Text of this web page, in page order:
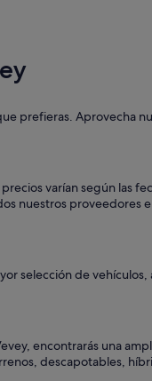
prefieras. Aprovecha
varían según las
nuestros proveedores
selección de vehículos,
encontrarás una
descapotables,